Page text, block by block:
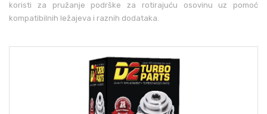
koristi za pružanje podrške za rotirajuću osovinu uz pomoć
kompatibilnih ležajeva i raznih dodataka.